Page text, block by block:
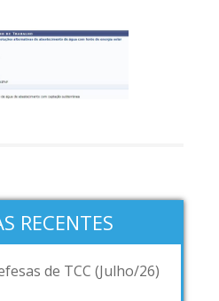
RECENTES
de TCC (Julho/26)